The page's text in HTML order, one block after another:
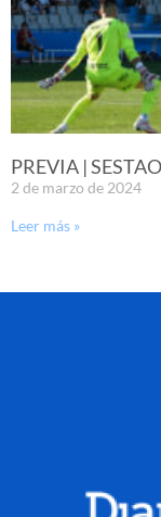
PREVIA |
2 de marzo de 2024
Leer más »